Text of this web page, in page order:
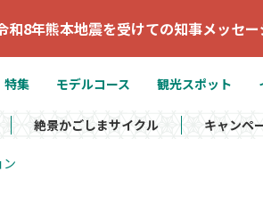
和8年熊本地震を受けての知事メッセー
特集 モデルコース 観光スポット
絶景かごしまサイクル キャンペ